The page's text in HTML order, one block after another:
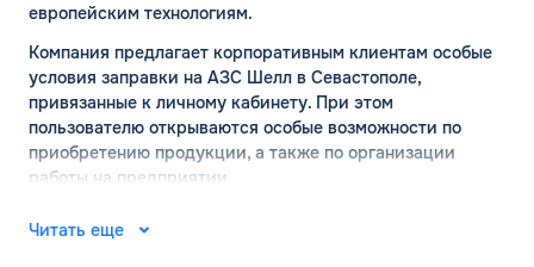
европейским технологиям.
Компания предлагает корпоративным клиентам особые
условия заправки на АЗС Шелл в Севастополе,
привязанные к личному кабинету. При этом
пользователю открываются особые возможности по
приобретению продукции, а также по организации
работы на предприятии.
АЗС ШЕЛЛ в Севастополе:
Читать еще